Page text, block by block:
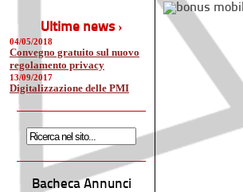
Ultime news ›
04/05/2018
Convegno gratuito sul nuovo
regolamento privacy
13/09/2017
Digitalizzazione delle PMI
Bacheca Annunci